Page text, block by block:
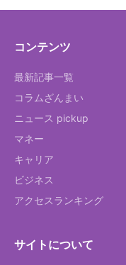
コンテンツ
最新記事一覧
コラムざんまい
ニュース pickup
マネー
キャリア
ビジネス
アクセスランキング
サイトについて